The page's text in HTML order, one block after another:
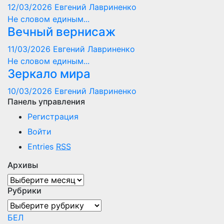
12/03/2026 Евгений Лавриненко
Не словом единым...
Вечный вернисаж
11/03/2026 Евгений Лавриненко
Не словом единым...
Зеркало мира
10/03/2026 Евгений Лавриненко
Панель управления
Регистрация
Войти
Entries RSS
Архивы
Архивы
Рубрики
Рубрики
БЕЛ